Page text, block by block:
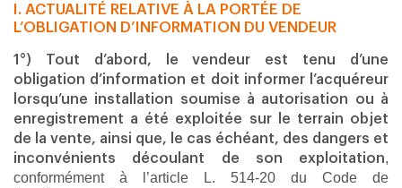
I. ACTUALITÉ RELATIVE À LA PORTÉE DE
L’OBLIGATION D’INFORMATION DU VENDEUR
1°) Tout d’abord, le vendeur est tenu d’une
obligation d’information et doit informer l’acquéreur
lorsqu’une installation soumise à autorisation ou à
enregistrement a été exploitée sur le terrain objet
de la vente, ainsi que, le cas échéant, des dangers et
inconvénients découlant de son exploitation,
conformément à l’article L. 514-20 du Code de